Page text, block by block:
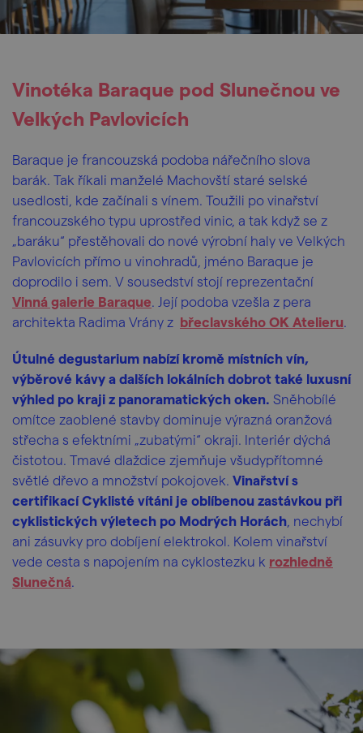
Vinotéka Baraque pod Slunečnou ve
Velkých Pavlovicích
Baraque je francouzská podoba nářečního slova
barák. Tak říkali manželé Machovští staré selské
usedlosti, kde začínali s vínem. Toužili po vinařství
francouzského typu uprostřed vinic, a tak když se z
„baráku“ přestěhovali do nové výrobní haly ve Velkých
Pavlovicích přímo u vinohradů, jméno Baraque je
doprodilo i sem. V sousedství stojí reprezentační
Vinná galerie Baraque. Její podoba vzešla z pera
architekta Radima Vrány z břeclavského OK Atelieru.
Útulné degustarium nabízí kromě místních vín,
výběrové kávy a dalších lokálních dobrot také luxusní
výhled po kraji z panoramatických oken. Sněhobílé
omítce zaoblené stavby dominuje výrazná oranžová
střecha s efektními „zubatými“ okraji. Interiér dýchá
čistotou. Tmavé dlaždice zjemňuje všudypřítomné
světlé dřevo a množství pokojovek. Vinařství s
certifikací Cyklisté vítáni je oblíbenou zastávkou při
cyklistických výletech po Modrých Horách , nechybí
ani zásuvky pro dobíjení elektrokol. Kolem vinařství
vede cesta s napojením na cyklostezku k rozhledně
Slunečná.